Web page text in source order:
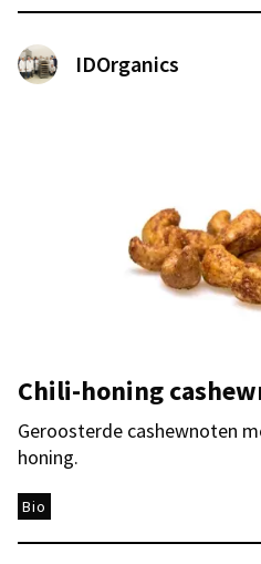
IDOrganics
Chili-honing
Geroosterde cashewnoten
honing.
Bio